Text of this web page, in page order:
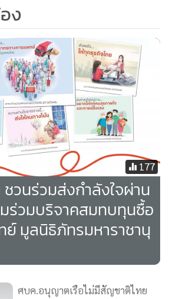
ง
177
วนร่วมส่งกำลังใจผ่าน
ร่วมบริจาคสมทบทุนซื้อ
ย์ มูลนิธิภัทรมหาราชานุ
ศบค.อนุญาตเรือไม่มีสัญชาติไทย